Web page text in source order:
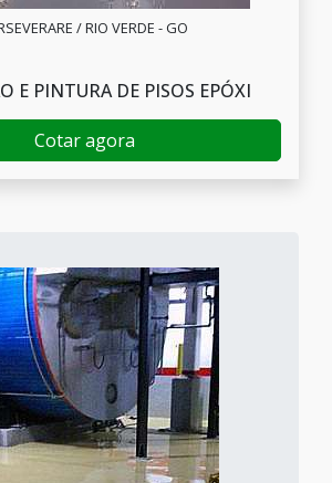
/ RIO VERDE - GO
E PINTURA DE PISOS EPÓXI
Cotar agora